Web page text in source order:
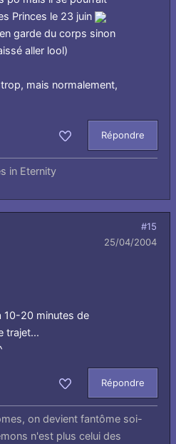
Princes le 23 juin
garde du corps sinon
aller lool)
mais normalement,
Répondre
in Eternity
#15
25/04/2004
10-20 minutes de
trajet...
Répondre
on devient fantôme soi-
n'est plus celui des